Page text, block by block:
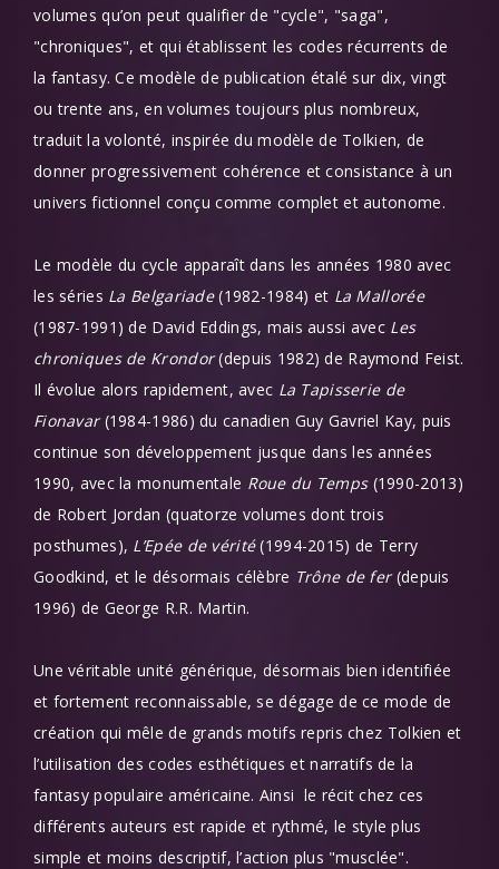
volumes qu’on peut qualifier de "cycle", "saga",
"chroniques", et qui établissent les codes récurrents de
la fantasy. Ce modèle de publication étalé sur dix, vingt
ou trente ans, en volumes toujours plus nombreux,
traduit la volonté, inspirée du modèle de Tolkien, de
donner progressivement cohérence et consistance à un
univers fictionnel conçu comme complet et autonome.
Le modèle du cycle apparaît dans les années 1980 avec
les séries La Belgariade(1982-1984) et La Mallorée
(1987-1991) de David Eddings, mais aussi avec Les
chroniques de Krondor(depuis 1982) de Raymond Feist.
Il évolue alors rapidement, avec La Tapisserie de
Fionavar(1984-1986) du canadien Guy Gavriel Kay, puis
continue son développement jusque dans les années
1990, avec la monumentale Roue du Temps(1990-2013)
de Robert Jordan (quatorze volumes dont trois
posthumes), L’Epée de vérité(1994-2015) de Terry
Goodkind, et le désormais célèbre Trône de fer(depuis
1996) de George R.R. Martin.
Une véritable unité générique, désormais bien identifiée
et fortement reconnaissable, se dégage de ce mode de
création qui mêle de grands motifs repris chez Tolkien et
l’utilisation des codes esthétiques et narratifs de la
fantasy populaire américaine. Ainsi le récit chez ces
différents auteurs est rapide et rythmé, le style plus
simple et moins descriptif, l’action plus "musclée".